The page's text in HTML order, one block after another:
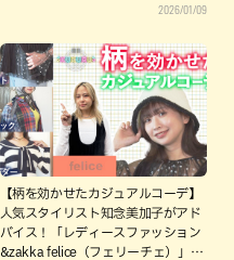
2026/01/09
【柄を効かせたカジュアルコーデ】
人気スタイリスト知念美加子がアド
バイス！「レディースファッション
&zakka felice（フェリーチェ）」